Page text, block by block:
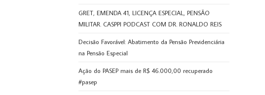
GRET, EMENDA 41, LICENÇA ESPECIAL, PENSÃO
MILITAR. CASPPI PODCAST COM DR. RONALDO REIS
Decisão Favorável: Abatimento da Pensão Previdenciária
na Pensão Especial
Ação do PASEP mais de R$ 46.000,00 recuperado
#pasep